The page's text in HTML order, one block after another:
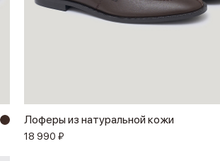
Лоферы из натуральной кожи
18 990 ₽